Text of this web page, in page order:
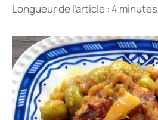
Longueur de l’article : 4 minutes